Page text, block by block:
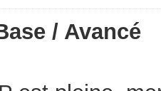
/ Avancé